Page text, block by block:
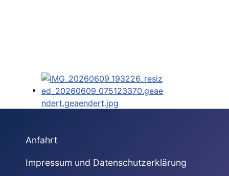
Anfahrt
Impressum und Datenschutzerklärung